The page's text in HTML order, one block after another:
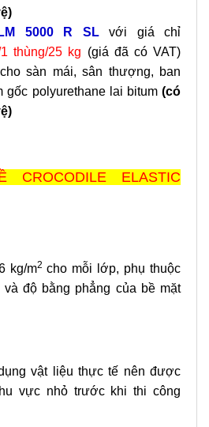
5000 R SLvới giá chỉ
thùng/25 kg (giá đã có VAT)
sàn mái, sân thượng, ban
gốc polyurethane lai bitum (có
CROCODILE ELASTIC
kg/m2 cho mỗi lớp, phụ thuộc
độ bằng phẳng của bề mặt
vật liệu thực tế nên được
vực nhỏ trước khi thi công